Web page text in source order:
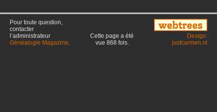
Pour toute question,
contacter
l’administrateur
Généalogie Magazine.
Cette page a été
vue 868 fois.
Design:
justcarmen.nl